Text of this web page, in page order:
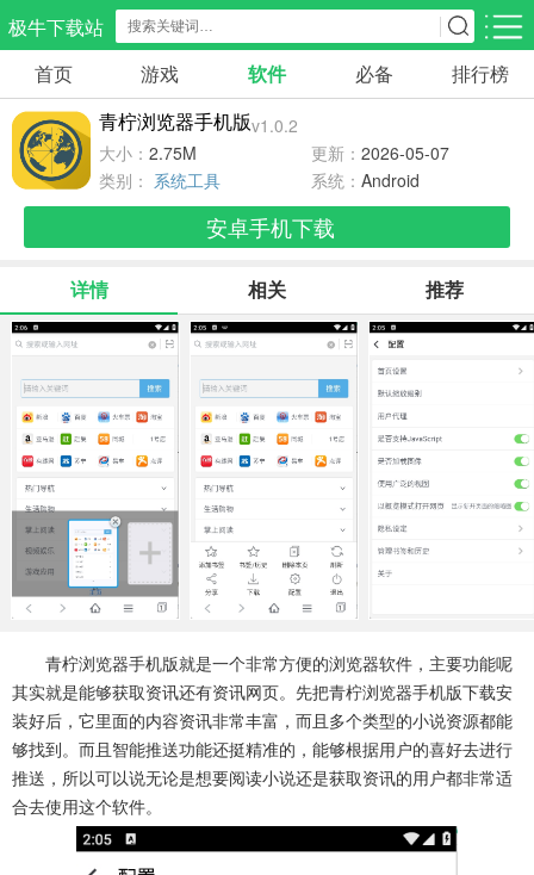
极牛下载站
应用分类 游戏分类
生活服务
298款应用
教育学习
180款应用
气象交通
85款应用
游戏辅助
478款应用
摄影美化
216款应用
社交聊天
185款应用
电子图书
441款应用
移动办公
184款应用
新闻阅读
44款应用
金融理财
54款应用
媒体影音
603款应用
系统工具
649款应用
健康医疗
53款应用
97款应用
首页 游戏 软件 必备 排行榜
青柠浏览器手机版v1.0.2
大小： 2.75M 更新： 2026-05-07
类别： 系统工具 系统： Android
安卓手机下载
详情 相关 推荐
青柠浏览器手机版就是一个非常方便的浏览器软件，主要功能呢
其实就是能够获取资讯还有资讯网页。先把青柠浏览器手机版下载安
装好后，它里面的内容资讯非常丰富，而且多个类型的小说资源都能
够找到。而且智能推送功能还挺精准的，能够根据用户的喜好去进行
推送，所以可以说无论是想要阅读小说还是获取资讯的用户都非常适
合去使用这个软件。